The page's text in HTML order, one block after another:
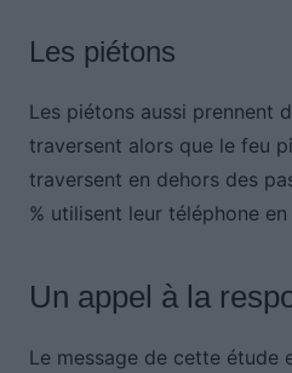
Les piétons
Les piétons aussi prennent
traversent alors que le feu
traversent en dehors des
% utilisent leur téléphone
Un appel à la
Le message de cette étude